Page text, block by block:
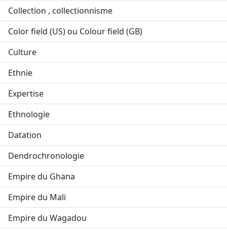
Collection , collectionnisme
Color field (US) ou Colour field (GB)
Culture
Ethnie
Expertise
Ethnologie
Datation
Dendrochronologie
Empire du Ghana
Empire du Mali
Empire du Wagadou